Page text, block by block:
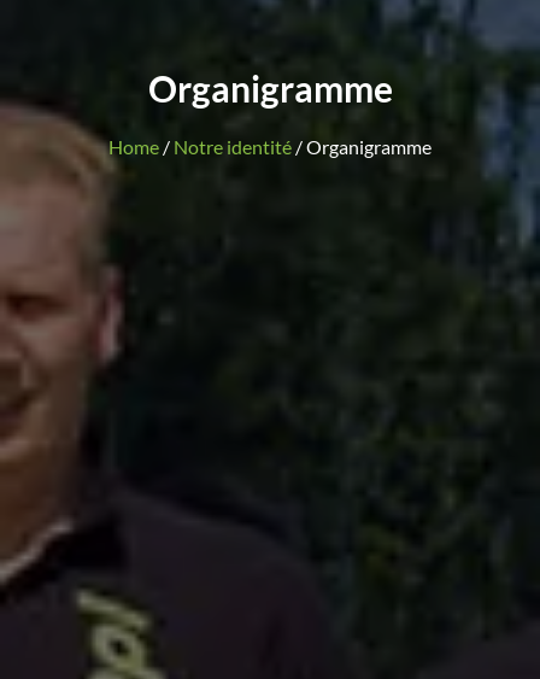
Organigramme
Home / Notre identité / Organigramme